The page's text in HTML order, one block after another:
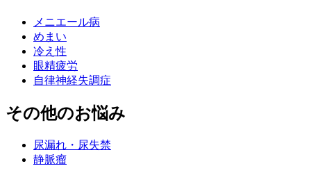
メニエール病
めまい
冷え性
眼精疲労
自律神経失調症
その他のお悩み
尿漏れ・尿失禁
静脈瘤